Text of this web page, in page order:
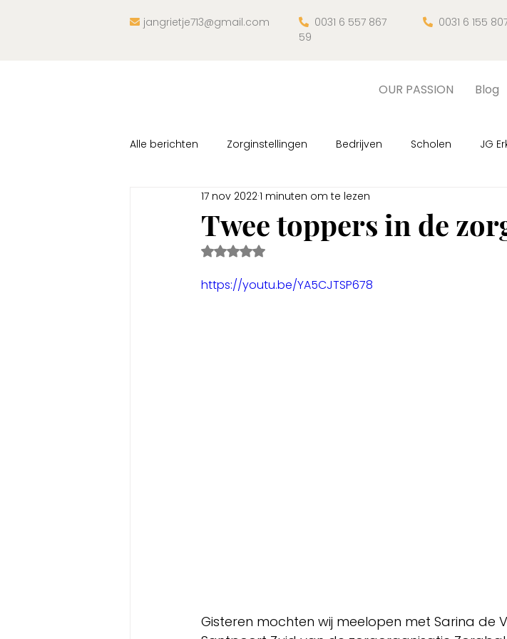
 jangrietje713@gmail.com 
0031 6 557 867
59
 0031 6 155
OUR PASSION Blog
Alle berichten Zorginstellingen Bedrijven Scholen JG
Ontdekkingsreis Trainingen, sessies
Twee toppers in de
17 nov 20221 minuten om te lezen
Beoordeeld met NaN uit 5 sterren.
https://youtu.be/YA5CJTSP678
Gisteren mochten wij meelopen met Sarina de